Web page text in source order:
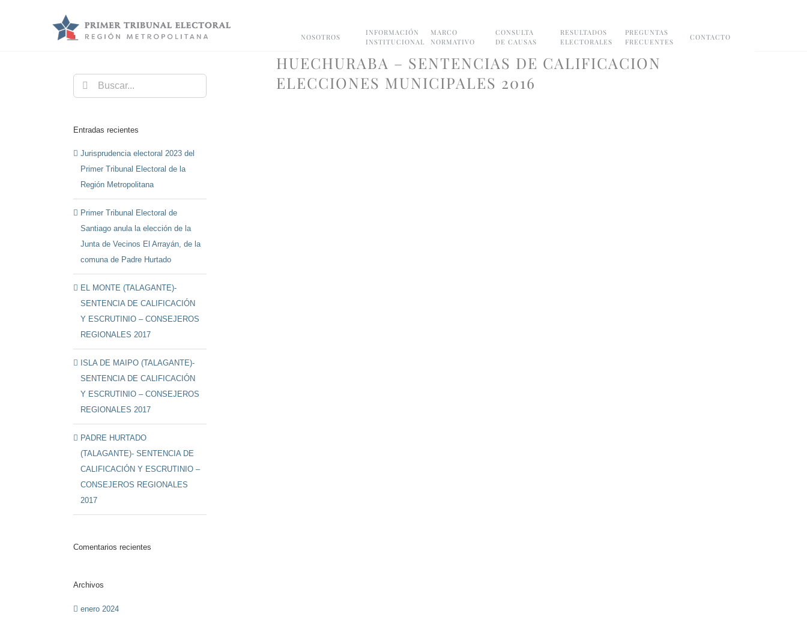
NOSOTROS
INFORMACIÓN
INSTITUCIONAL
MARCO
NORMATIVO
CONSULTA
DE CAUSAS
RESULTADOS
ELECTORALES
PREGUNTAS
FRECUENTES
CONTACTO
HUECHURABA – SENTENCIAS DE CALIFICACION
ELECCIONES MUNICIPALES 2016
Buscar:
Entradas recientes
Jurisprudencia electoral 2023 del
Primer Tribunal Electoral de la
Región Metropolitana
Primer Tribunal Electoral de
Santiago anula la elección de la
Junta de Vecinos El Arrayán, de la
comuna de Padre Hurtado
EL MONTE (TALAGANTE)-
SENTENCIA DE CALIFICACIÓN
Y ESCRUTINIO – CONSEJEROS
REGIONALES 2017
ISLA DE MAIPO (TALAGANTE)-
SENTENCIA DE CALIFICACIÓN
Y ESCRUTINIO – CONSEJEROS
REGIONALES 2017
PADRE HURTADO
(TALAGANTE)- SENTENCIA DE
CALIFICACIÓN Y ESCRUTINIO –
CONSEJEROS REGIONALES
2017
Comentarios recientes
Archivos
enero 2024